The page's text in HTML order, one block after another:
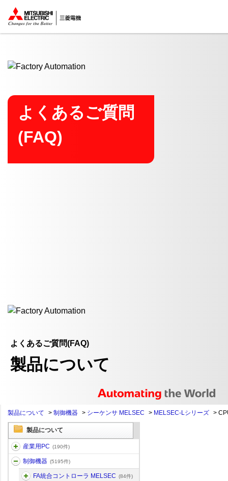
ここから本文
よくあるご質問
(FAQ)
よくあるご質問(FAQ)
製品について
製品について > 制御機器 > シーケンサ MELSEC > MELSEC-Lシリーズ >
製品について
産業用PC (190件)
制御機器 (5195件)
FA統合コントローラ MELSEC (84件)